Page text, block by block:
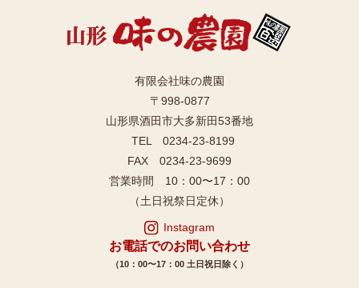
有限会社味の農園
〒998-0877
山形県酒田市大多新田53番地
TEL 0234-23-8199
FAX 0234-23-9699
営業時間 10：00〜17：00
（土日祝祭日定休）
Instagram
お電話でのお問い合わせ
（10：00〜17：00 土日祝日除く）